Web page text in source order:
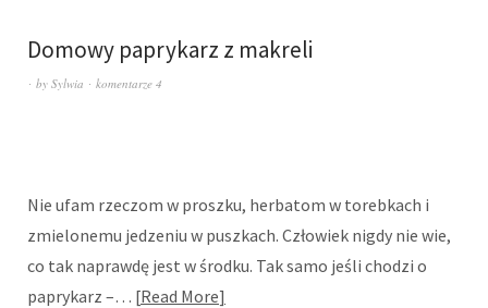
Domowy paprykarz z makreli
by Sylwia komentarze 4
Nie ufam rzeczom w proszku, herbatom w torebkach i
zmielonemu jedzeniu w puszkach. Człowiek nigdy nie wie,
co tak naprawdę jest w środku. Tak samo jeśli chodzi o
paprykarz –… Read More